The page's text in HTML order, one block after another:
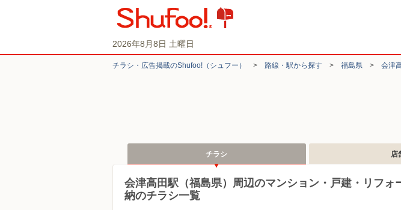
2026年8月8日 土曜日
チラシ・​広告掲載の​Shufoo!​（シュフー） > 路線・駅から探す > 福島県 > 会津
チラシ 店
会津高田駅（福島県）周辺のマンション・戸建・リフォ
納のチラシ一覧